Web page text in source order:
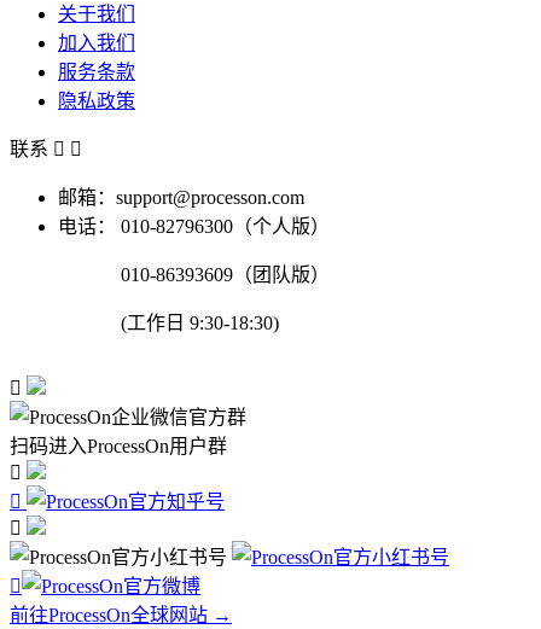
关于我们
加入我们
服务条款
隐私政策
联系  
邮箱：support@processon.com
电话：
010-82796300（个人版）
010-86393609（团队版）
(工作日 9:30-18:30)

扫码进入ProcessOn用户群




前往ProcessOn全球网站 →